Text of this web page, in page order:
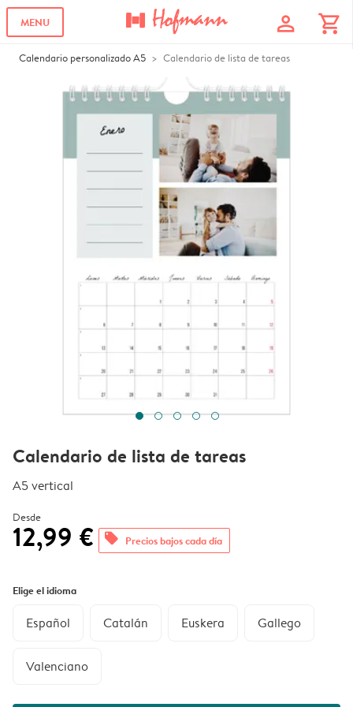
MENU profile shopping_cart
Calendario personalizado A5 Calendario de lista de tareas
Calendario de lista de tareas
A5 vertical
Desde
12,99 € offers Precios bajos cada día
Elige el idioma
Español Catalán Euskera Gallego
Valenciano